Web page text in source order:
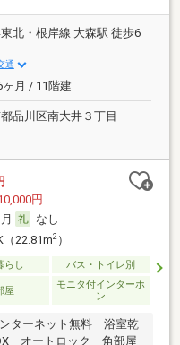
北・根岸線 大森駅 徒歩6
通
月 / 11階建
品川区南大井３丁目
円
なし
（22.81m2）
らし バス・トイレ別
屋
モニタ付インターホ
ン
ターネット無料 浴室乾
オートロック 角部屋